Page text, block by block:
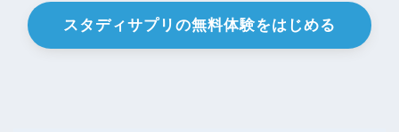
スタディサプリの無料体験をはじめる